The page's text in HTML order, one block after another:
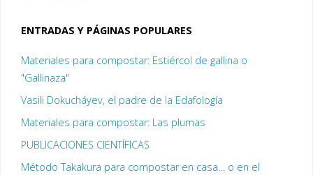
ENTRADAS Y PÁGINAS POPULARES
Materiales para compostar: Estiércol de gallina o
"Gallinaza"
Vasili Dokucháyev, el padre de la Edafología
Materiales para compostar: Las plumas
PUBLICACIONES CIENTÍFICAS
Método Takakura para compostar en casa… o en el